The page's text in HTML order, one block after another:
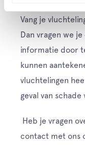
Vang je
Dan vragen we
informatie door
kunnen
vluchtelingen
geval van
Heb je vragen
contact met ons